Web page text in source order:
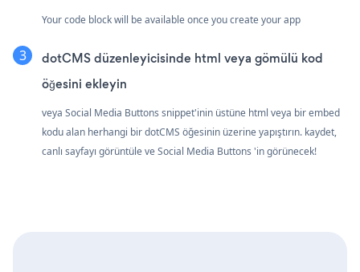
Your code block will be available once you create your app
dotCMS düzenleyicisinde html veya gömülü kod
öğesini ekleyin
veya Social Media Buttons snippet'inin üstüne html veya bir embed
kodu alan herhangi bir dotCMS öğesinin üzerine yapıştırın. kaydet,
canlı sayfayı görüntüle ve Social Media Buttons 'in görünecek!